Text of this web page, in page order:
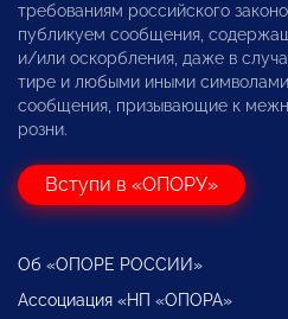
требованиям российского
публикуем сообщения,
и/или оскорбления, даже в
тире и любыми иными
сообщения, призывающие к
розни.
Вступи в «ОПОРУ»
Об «ОПОРЕ РОССИИ»
Ассоциация «НП «ОПОРА»